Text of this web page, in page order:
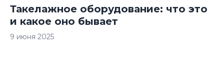
Такелажное оборудование: что это
и какое оно бывает
9 июня 2025